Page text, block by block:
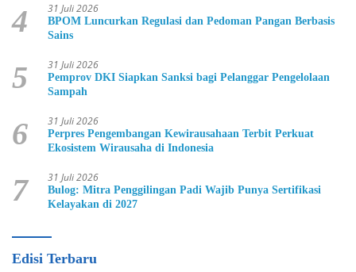
4 31 Juli 2026
BPOM Luncurkan Regulasi dan Pedoman Pangan Berbasis
Sains
5 31 Juli 2026
Pemprov DKI Siapkan Sanksi bagi Pelanggar Pengelolaan
Sampah
6 31 Juli 2026
Perpres Pengembangan Kewirausahaan Terbit Perkuat
Ekosistem Wirausaha di Indonesia
7 31 Juli 2026
Bulog: Mitra Penggilingan Padi Wajib Punya Sertifikasi
Kelayakan di 2027
Edisi Terbaru